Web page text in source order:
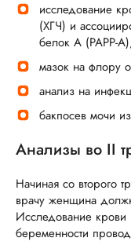
исследование
(ХГЧ) и
белок А (РАРР-
мазок на флору
анализ на
бакпосев мочи
Анализы во II
Начиная со второго
врачу женщина
Исследование
беременности